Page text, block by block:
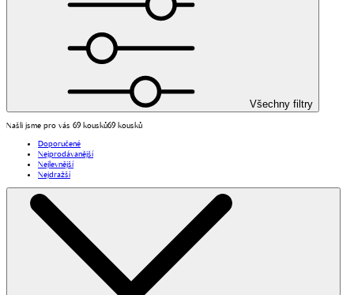
Všechny filtry
Našli jsme pro vás 69 kousků69 kousků
Doporučené
Nejprodávanější
Nejlevnější
Nejdražší